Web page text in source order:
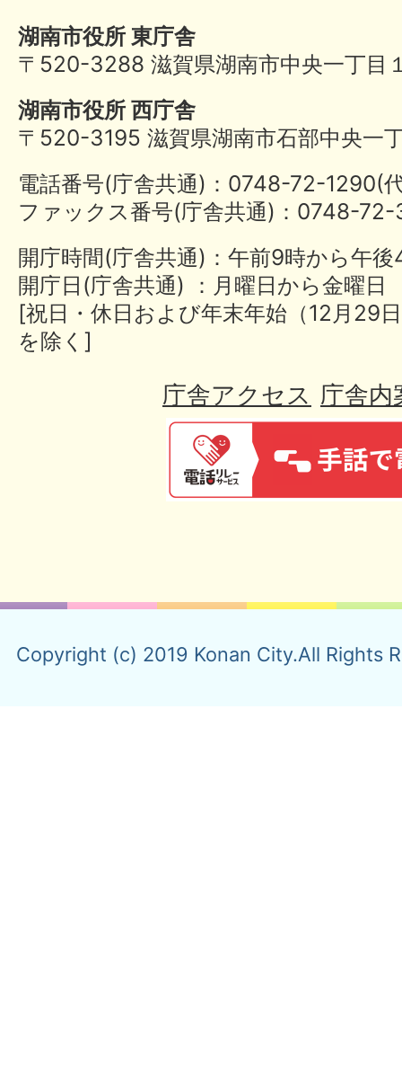
湖南市役所 東庁舎
〒520-3288 滋賀県湖南市中央一丁目
湖南市役所 西庁舎
〒520-3195 滋賀県湖南市石部中央一
電話番号(庁舎共通)：0748-72-
ファックス番号(庁舎共通)：0748-
開庁時間(庁舎共通)：午前9時から午
開庁日(庁舎共通) ：月曜日から金曜日
[祝日・休日および年末年始（12月29
を除く]
庁舎アクセス 庁舎内
Copyright (c) 2019 Konan City.All Rights